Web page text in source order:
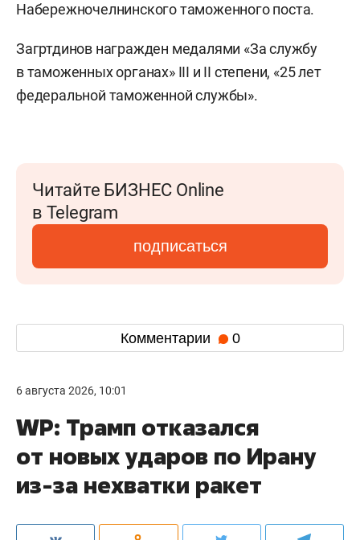
Набережночелнинского таможенного поста.
Загртдинов награжден медалями «За службу
в таможенных органах» III и II степени, «25 лет
федеральной таможенной службы».
Читайте БИЗНЕС Online
в Telegram
подписаться
Комментарии 0
6 августа 2026, 10:01
WP: Трамп отказался
от новых ударов по Ирану
из-за нехватки ракет